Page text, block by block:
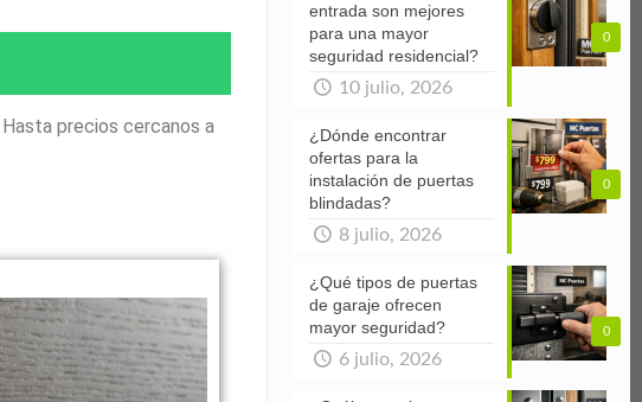
precios cercanos a
0
entrada son mejores
para una mayor
seguridad residencial?
10 julio, 2026
0
¿Dónde encontrar
ofertas para la
instalación de puertas
blindadas?
8 julio, 2026
0
¿Qué tipos de puertas
de garaje ofrecen
mayor seguridad?
6 julio, 2026